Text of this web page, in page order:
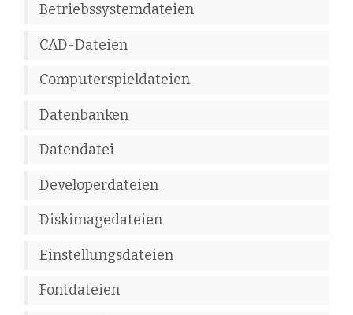
Betriebssystemdateien
CAD-Dateien
Computerspieldateien
Datenbanken
Datendatei
Developerdateien
Diskimagedateien
Einstellungsdateien
Fontdateien